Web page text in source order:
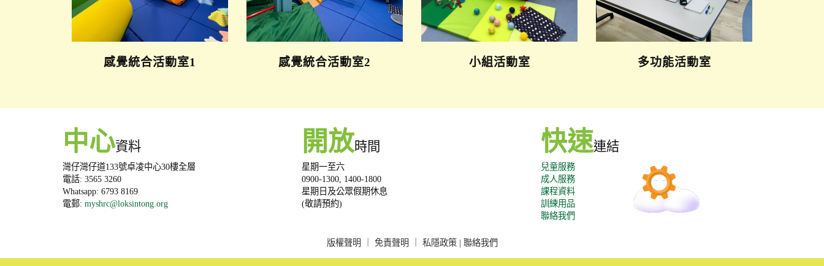
感覺統合活動室1 感覺統合活動室2 小組活動室 多功能活動室
中心資料
灣仔灣仔道133號卓凌中心30樓全層
電話: 3565 3260
Whatsapp: 6793 8169
電郵: myshrc@loksintong.org
開放時間
星期一至六
0900-1300, 1400-1800
星期日及公眾假期休息
(敬請預約)
快速連結
兒童服務
成人服務
課程資料
訓練用品
聯絡我們
版權聲明 免責聲明 私隱政策| 聯絡我們